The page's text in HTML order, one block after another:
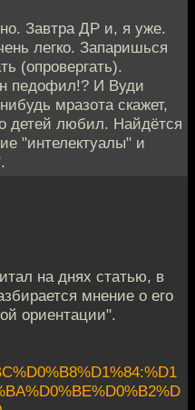
Завтра ДР и, я уже.
легко. Запаришься
(опровергать).
педофил!? И Вуди
мразота скажет,
детей любил. Найдётся
"интелектуалы" и
на днях статью, в
мнение о его
ориентации".